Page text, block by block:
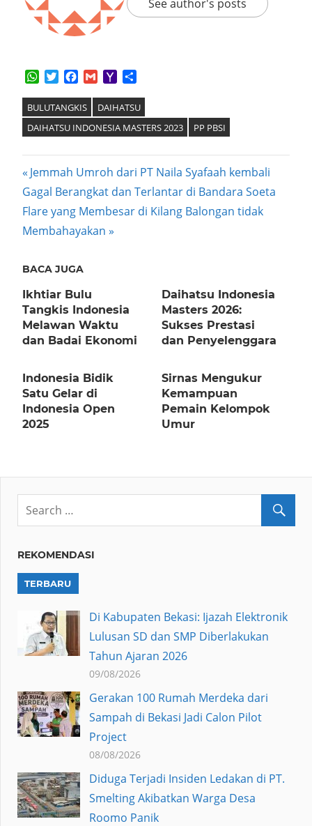
See author's posts
WhatsApp
TwitterFacebook
GmailYahoo
BULUTANGKIS
DAIHATSU
DAIHATSU INDONESIA MASTERS 2023
PP PBSI
Post
navigation
Previous
Post:
Jemmah Umroh dari PT Naila Syafaah kembali
Gagal Berangkat dan Terlantar di Bandara Soeta
Next
Post:
Flare yang Membesar di Kilang Balongan tidak
Membahayakan
BACA JUGA
Ikhtiar Bulu
Tangkis Indonesia
Melawan Waktu
dan Badai Ekonomi
Daihatsu Indonesia
Masters 2026:
Sukses Prestasi
dan Penyelenggara
Indonesia Bidik
Satu Gelar di
Indonesia Open
2025
Sirnas Mengukur
Kemampuan
Pemain Kelompok
Umur
REKOMENDASI
TERBARU
Di Kabupaten Bekasi: Ijazah Elektronik
Lulusan SD dan SMP Diberlakukan
Tahun Ajaran 2026
09/08/2026
Gerakan 100 Rumah Merdeka dari
Sampah di Bekasi Jadi Calon Pilot
Project
08/08/2026
Diduga Terjadi Insiden Ledakan di PT.
Smelting Akibatkan Warga Desa
Roomo Panik